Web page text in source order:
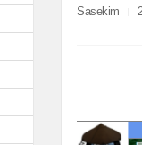
Sasekim